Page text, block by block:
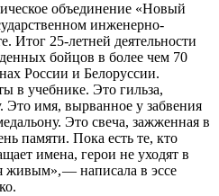
объединение «Новый
инженерно-
Итог 25‑летней деятельности
бойцов в более чем 70
России и Белоруссии.
в учебнике. Это гильза,
Это имя, вырванное у забвения
Это свеча, зажженная в
памяти. Пока есть те, кто
имена, герои не уходят в
живым», — ​написала в эссе